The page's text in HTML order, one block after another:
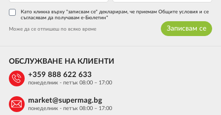
Като кликна върху "записвам се" декларирам, че приемам Общите условия и се
съгласявам да получавам е-Бюлетин*
Може да се отпишеш по всяко време Записвам се
ОБСЛУЖВАНЕ НА КЛИЕНТИ
+359 888 622 633
понеделник - петък 08:00 – 17:00
market@supermag.bg
понеделник - петък 08:00 – 17:00